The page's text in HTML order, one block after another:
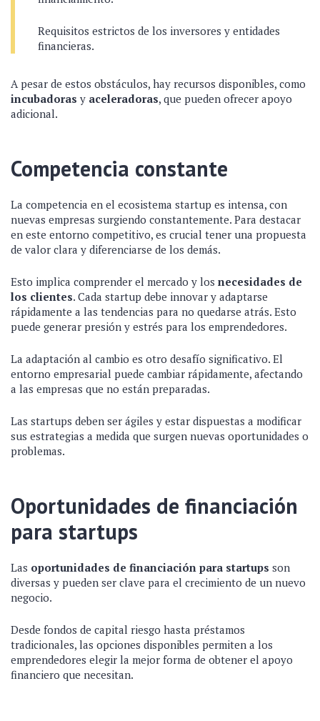
Requisitos estrictos de los inversores y entidades
financieras.
A pesar de estos obstáculos, hay recursos disponibles, como
incubadoras y aceleradoras, que pueden ofrecer apoyo
adicional.
Competencia constante
La competencia en el ecosistema startup es intensa, con
nuevas empresas surgiendo constantemente. Para destacar
en este entorno competitivo, es crucial tener una propuesta
de valor clara y diferenciarse de los demás.
Esto implica comprender el mercado y los necesidades de
los clientes. Cada startup debe innovar y adaptarse
rápidamente a las tendencias para no quedarse atrás. Esto
puede generar presión y estrés para los emprendedores.
La adaptación al cambio es otro desafío significativo. El
entorno empresarial puede cambiar rápidamente, afectando
a las empresas que no están preparadas.
Las startups deben ser ágiles y estar dispuestas a modificar
sus estrategias a medida que surgen nuevas oportunidades o
problemas.
Oportunidades de financiación
para startups
Las oportunidades de financiación para startups son
diversas y pueden ser clave para el crecimiento de un nuevo
negocio.
Desde fondos de capital riesgo hasta préstamos
tradicionales, las opciones disponibles permiten a los
emprendedores elegir la mejor forma de obtener el apoyo
financiero que necesitan.